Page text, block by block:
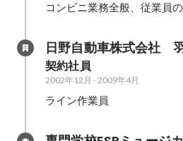
コンビニ業務全般、従業員
日野自動車株式会社　
契約社員
2002年12月 -2009年4月
ライン作業員